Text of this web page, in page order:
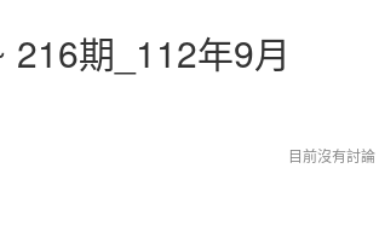
216期_112年9月
目前沒有討論